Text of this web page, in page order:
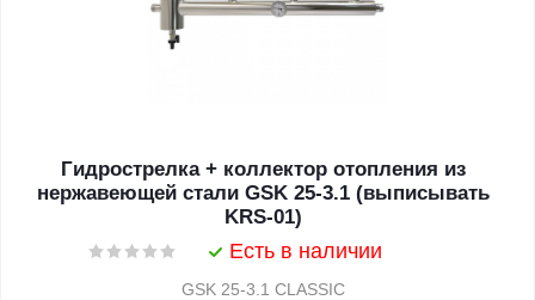
Гидрострелка + коллектор отопления из
нержавеющей стали GSK 25-3.1 (выписывать
KRS-01)
Есть в наличии
GSK 25-3.1 CLASSIC